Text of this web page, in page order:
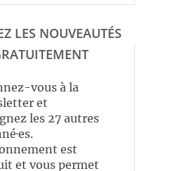
LES NOUVEAUTÉS
vous à la
et
les 27 autres
est
et vous permet